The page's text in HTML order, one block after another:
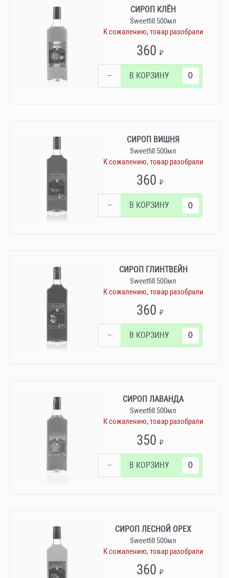
СИРОП КЛЁН
Sweetfill 500мл
К сожалению, товар разобрали
360₽
− В КОРЗИНУ
СИРОП ВИШНЯ
Sweetfill 500мл
К сожалению, товар разобрали
360₽
− В КОРЗИНУ
СИРОП ГЛИНТВЕЙН
Sweetfill 500мл
К сожалению, товар разобрали
360₽
− В КОРЗИНУ
СИРОП ЛАВАНДА
Sweetfill 500мл
К сожалению, товар разобрали
350₽
− В КОРЗИНУ
СИРОП ЛЕСНОЙ ОРЕХ
Sweetfill 500мл
К сожалению, товар разобрали
360₽